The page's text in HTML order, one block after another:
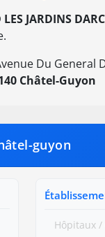
JARDINS
Du General
Châtel-Guyon
guyon
Hôpitaux